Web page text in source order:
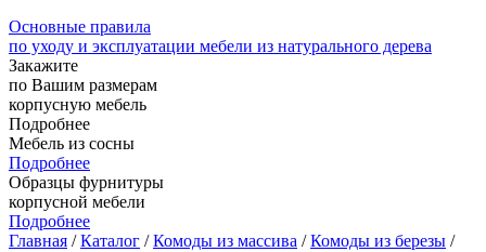
Основные правила
по уходу и эксплуатации мебели из натурального дерева
Закажите
по Вашим размерам
корпусную мебель
Подробнее
Мебель из сосны
Подробнее
Образцы фурнитуры
корпусной мебели
Подробнее
Главная /Каталог /Комоды из массива /Комоды из березы /